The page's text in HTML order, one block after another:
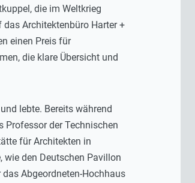
die im Weltkrieg
Architektenbüro Harter +
einen Preis für
die klare Übersicht und
lebte. Bereits während
der Technischen
für Architekten in
wie den Deutschen Pavillon
Abgeordneten-Hochhaus